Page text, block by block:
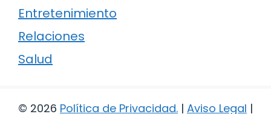
Entretenimiento
Relaciones
Salud
© 2026 Política de Privacidad. | Aviso Legal |